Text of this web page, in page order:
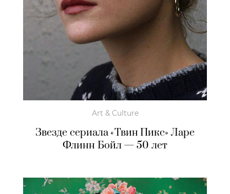
Art & Culture
Звезде сериала «Твин Пикс» Ларе
Флинн Бойл — 50 лет